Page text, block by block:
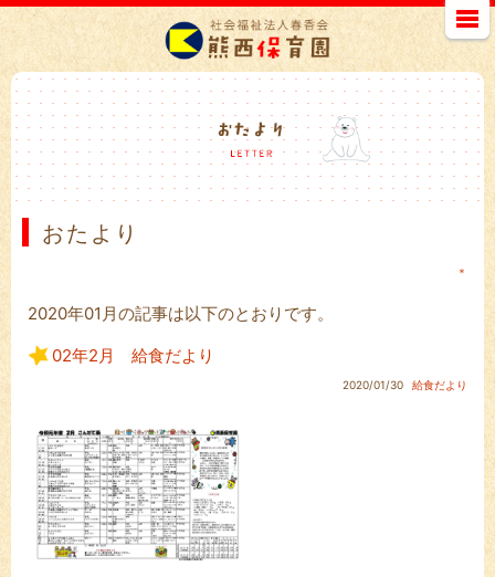
おたより
＊
2020年01月の記事は以下のとおりです。
02年2月 給食だより
2020/01/30 給食だより